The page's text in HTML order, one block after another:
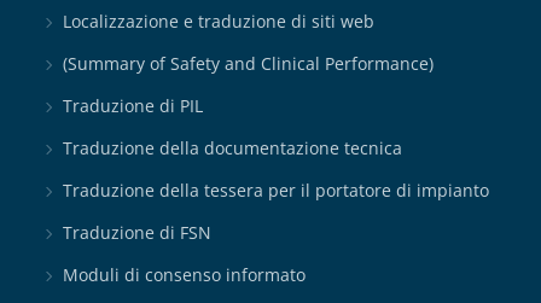
Localizzazione e traduzione di siti web
(Summary of Safety and Clinical Performance)
Traduzione di PIL
Traduzione della documentazione tecnica
Traduzione della tessera per il portatore di impianto
Traduzione di FSN
Moduli di consenso informato